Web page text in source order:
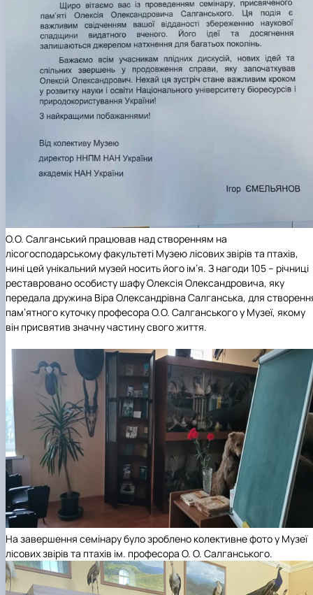
О.О. Салганський працював над створенням на
лісогосподарському факультеті Музею лісових звірів та птахів,
нині цей унікальний музей носить його ім’я. З нагоди 105 – річниці
реставровано особисту шафу Олексія Олександровича, яку
передала дружина Віра Олександрівна Салганська, для
пам’ятного куточку професора О.О. Салганського у Музеї, якому
він присвятив значну частину свого життя.
На завершення семінару було зроблено колективне фото у Музеї
лісових звірів та птахів ім. професора О. О. Салганського.